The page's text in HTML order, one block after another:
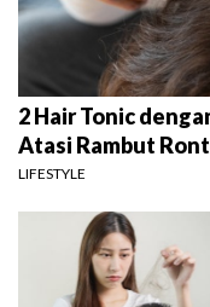
2 Hair Tonic
Atasi Rambut
LIFESTYLE